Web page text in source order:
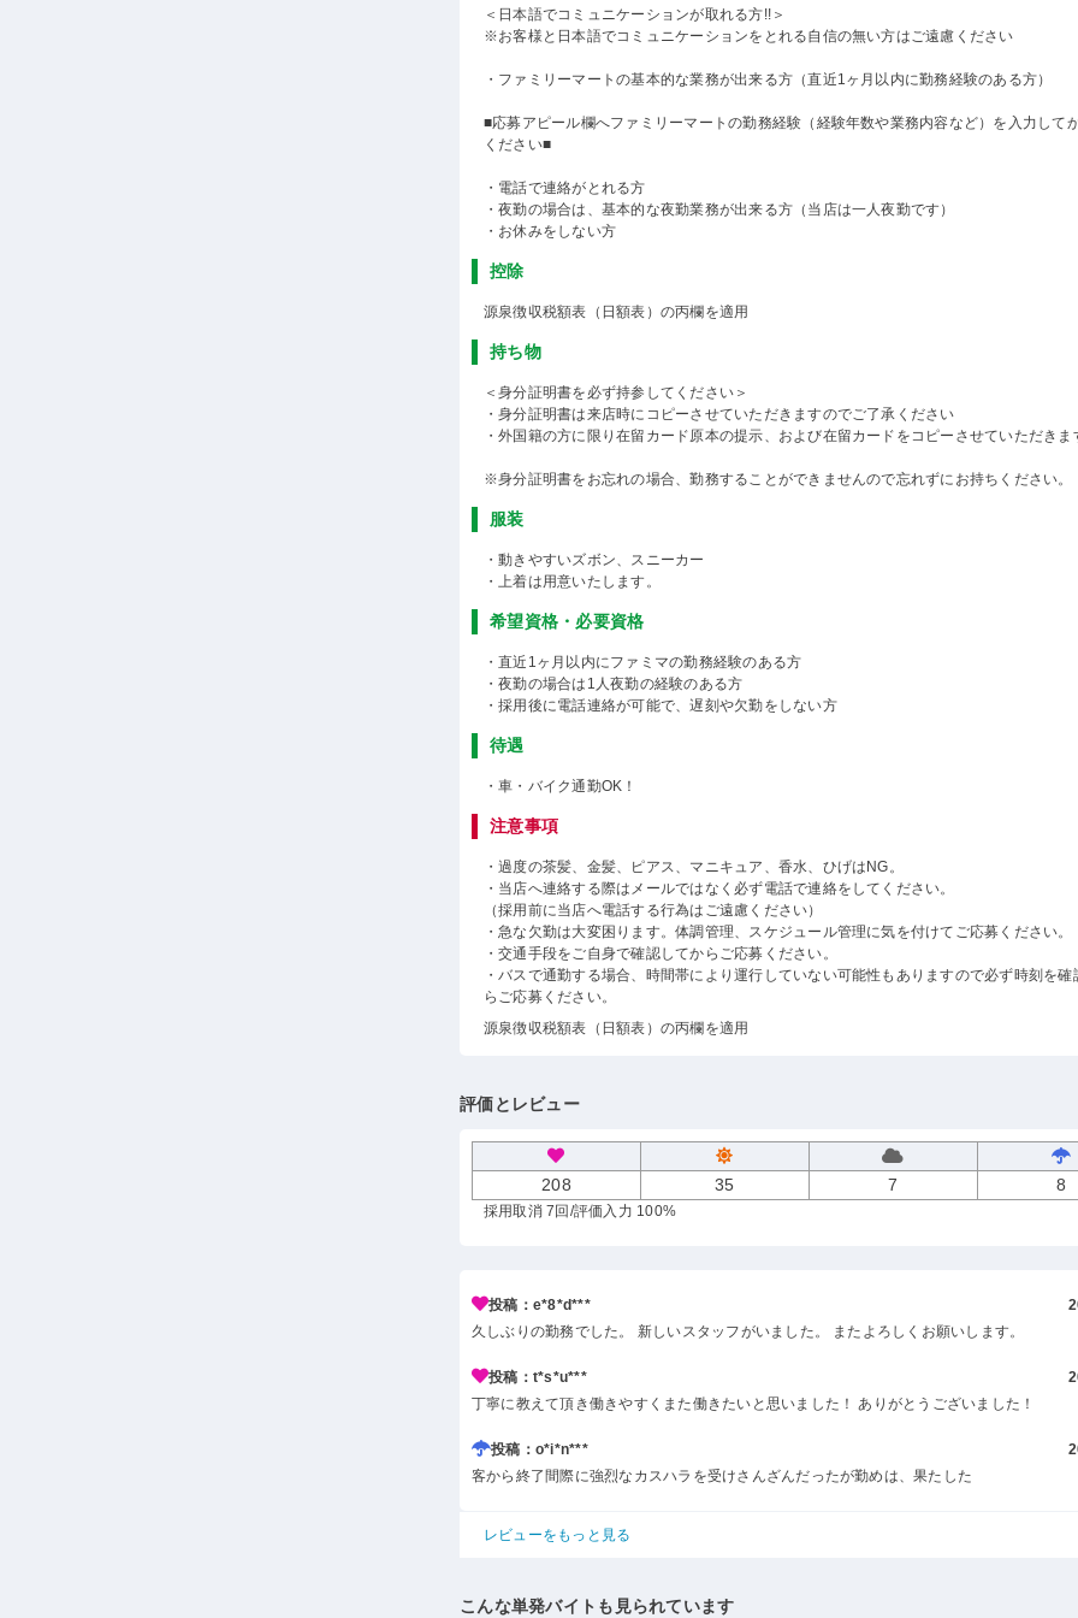
＜日本語でコミュニケーションが取れる方!!＞
※お客様と日本語でコミュニケーションをとれる自信の無い方はご遠慮ください
・ファミリーマートの基本的な業務が出来る方（直近1ヶ月以内に勤務経験のある方）
■応募アピール欄へファミリーマートの勤務経験（経験年数や業務内容など）を入力して
ください■
・電話で連絡がとれる方
・夜勤の場合は、基本的な夜勤業務が出来る方（当店は一人夜勤です）
・お休みをしない方
控除
源泉徴収税額表（日額表）の丙欄を適用
持ち物
＜身分証明書を必ず持参してください＞
・身分証明書は来店時にコピーさせていただきますのでご了承ください
・外国籍の方に限り在留カード原本の提示、および在留カードをコピーさせていただきま
※身分証明書をお忘れの場合、勤務することができませんので忘れずにお持ちください。
服装
・動きやすいズボン、スニーカー
・上着は用意いたします。
希望資格・必要資格
・直近1ヶ月以内にファミマの勤務経験のある方
・夜勤の場合は1人夜勤の経験のある方
・採用後に電話連絡が可能で、遅刻や欠勤をしない方
待遇
・車・バイク通勤OK！
注意事項
・過度の茶髪、金髪、ピアス、マニキュア、香水、ひげはNG。
・当店へ連絡する際はメールではなく必ず電話で連絡をしてください。
（採用前に当店へ電話する行為はご遠慮ください）
・急な欠勤は大変困ります。体調管理、スケジュール管理に気を付けてご応募ください。
・交通手段をご自身で確認してからご応募ください。
・バスで通勤する場合、時間帯により運行していない可能性もありますので必ず時刻を確
らご応募ください。
源泉徴収税額表（日額表）の丙欄を適用
評価とレビュー
208 35 7 8
採用取消 7回 /評価入力 100%
投稿：e*8*d***
久しぶりの勤務でした。 新しいスタッフがいました。 またよろしくお願いします。
投稿：t*s*u***
丁寧に教えて頂き働きやすくまた働きたいと思いました！ ありがとうございました！
投稿：o*i*n***
客から終了間際に強烈なカスハラを受けさんざんだったが勤めは、果たした
レビューをもっと見る
こんな単発バイトも見られています